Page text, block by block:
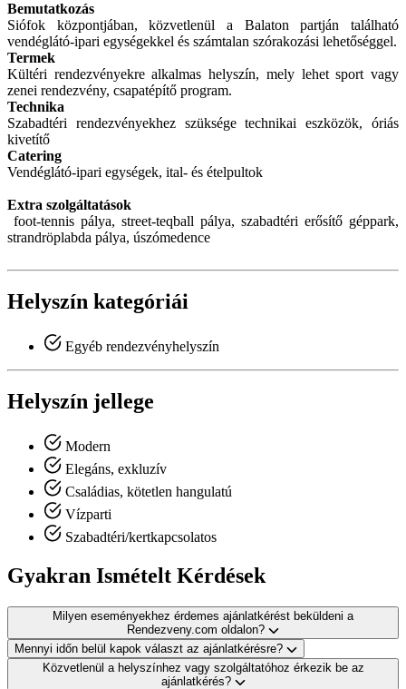
Bemutatkozás
Siófok központjában, közvetlenül a Balaton partján található
vendéglátó-ipari egységekkel és számtalan szórakozási lehetőséggel.
Termek
Kültéri rendezvényekre alkalmas helyszín, mely lehet sport vagy
zenei rendezvény, csapatépítő program.
Technika
Szabadtéri rendezvényekhez szüksége technikai eszközök, óriás
kivetítő
Catering
Vendéglátó-ipari egységek, ital- és ételpultok
Extra szolgáltatások
foot-tennis pálya, street-teqball pálya, szabadtéri erősítő géppark,
strandröplabda pálya, úszómedence
Helyszín kategóriái
Egyéb rendezvényhelyszín
Helyszín jellege
Modern
Elegáns, exkluzív
Családias, kötetlen hangulatú
Vízparti
Szabadtéri/kertkapcsolatos
Gyakran Ismételt Kérdések
Milyen eseményekhez érdemes ajánlatkérést beküldeni a
Rendezveny.com oldalon?
Mennyi időn belül kapok választ az ajánlatkérésre?
Közvetlenül a helyszínhez vagy szolgáltatóhoz érkezik be az
ajánlatkérés?